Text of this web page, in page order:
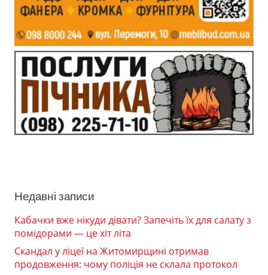
Недавні записи
Кабачки вже нікуди дівати? Запечіть їх для салату з
помідорами — це хіт літа
Скандал у ліцеї на Житомирщині отримав
продовження: чому поліція не склала протокол